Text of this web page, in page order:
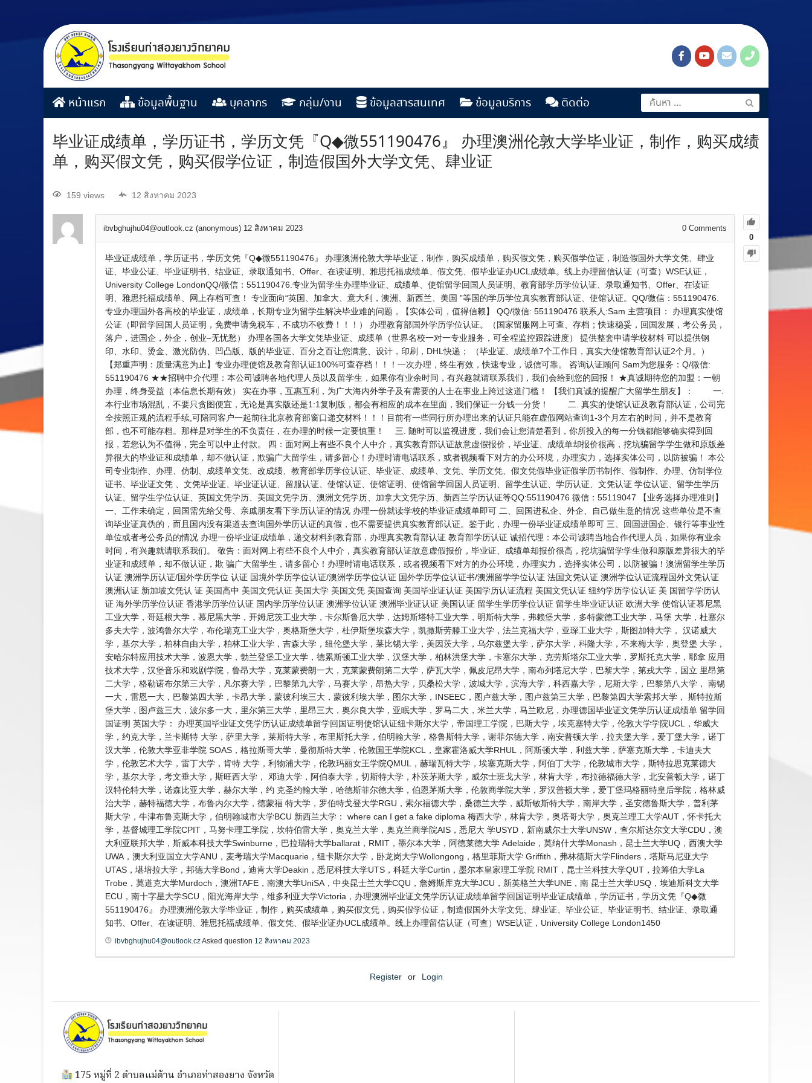
หน้าแรก ข้อมูลพื้นฐาน บุคลากร กลุ่ม/งาน ข้อมูลสารสนเทศ ข้อมูลบริการ ติดต่อ
毕业证成绩单，学历证书，学历文凭『Q◆微551190476』 办理澳洲伦敦大学毕业证，制作，购买成绩
单，购买假文凭，购买假学位证，制造假国外大学文凭、肆业证
159 views 12 สิงหาคม 2023
0
ibvbghujhu04@outlook.cz (anonymous) 12 สิงหาคม 2023 0 Comments
毕业证成绩单，学历证书，学历文凭『Q◆微551190476』 办理澳洲伦敦大学毕业证，制作，购买成绩单，购买假文凭，购买假学位证，制造假国外大学文凭、肆业
证、毕业公证、毕业证明书、结业证、录取通知书、Offer、在读证明、雅思托福成绩单、假文凭、假毕业证办UCL成绩单。线上办理留信认证（可查）WSE认证，
University College LondonQQ/微信：551190476.专业为留学生办理毕业证、成绩单、使馆留学回国人员证明、教育部学历学位认证、录取通知书、Offer、在读证
明、雅思托福成绩单、网上存档可查！ 专业面向“英国、加拿大、意大利，澳洲、新西兰、美国 ”等国的学历学位真实教育部认证、使馆认证。QQ/微信：551190476.
专业办理国外各高校的毕业证，成绩单，长期专业为留学生解决毕业难的问题，【实体公司，值得信赖】 QQ/微信: 551190476 联系人:Sam 主营项目： 办理真实使馆
公证（即留学回国人员证明，免费申请免税车，不成功不收费！！！） 办理教育部国外学历学位认证。（国家留服网上可查、存档；快速稳妥，回国发展，考公务员，
落户，进国企，外企，创业–无忧愁） 办理各国各大学文凭毕业证、成绩单（世界名校一对一专业服务，可全程监控跟踪进度） 提供整套申请学校材料 可以提供钢
印、水印、烫金、激光防伪、凹凸版、版的毕业证、百分之百让您满意、设计，印刷，DHL快递； （毕业证、成绩单7个工作日，真实大使馆教育部认证2个月。）
【郑重声明：质量满意为止】专业办理使馆及教育部认证100%可查存档！！！一次办理，终生有效，快速专业，诚信可靠。 咨询认证顾问 Sam为您服务：Q/微信:
551190476 ★★招聘中介代理：本公司诚聘各地代理人员以及留学生，如果你有业余时间，有兴趣就请联系我们，我们会给到您的回报！ ★真诚期待您的加盟：一朝
办理，终身受益（本信息长期有效） 实在办事，互惠互利，为广大海内外学子及有需要的人士在事业上跨过这道门槛！ 【我们真诚的提醒广大留学生朋友】： 一.
本行业市场混乱，不要只贪图便宜，无论是真实版还是1:1复制版，都会有相应的成本在里面，我们保证一分钱一分货！ 二. 真实的使馆认证及教育部认证，公司完
全按照正规的流程手续,可陪同客户一起前往北京教育部窗口递交材料！！！目前有一些同行所办理出来的认证只能在虚假网站查询1-3个月左右的时间，并不是教育
部，也不可能存档。那样是对学生的不负责任，在办理的时候一定要慎重！ 三. 随时可以监视进度，我们会让您清楚看到，你所投入的每一分钱都能够确实得到回
报，若您认为不值得，完全可以中止付款。 四：面对网上有些不良个人中介，真实教育部认证故意虚假报价，毕业证、成绩单却报价很高，挖坑骗留学学生做和原版差
异很大的毕业证和成绩单，却不做认证，欺骗广大留学生，请多留心！办理时请电话联系，或者视频看下对方的办公环境，办理实力，选择实体公司，以防被骗！ 本公
司专业制作、办理、仿制、成绩单文凭、改成绩、教育部学历学位认证、毕业证、成绩单、文凭、学历文凭、假文凭假毕业证假学历书制作、假制作、办理、仿制学位
证书、毕业证文凭 、文凭毕业证、毕业证认证、留服认证、使馆认证、使馆证明、使馆留学回国人员证明、留学生认证、学历认证、文凭认证 学位认证、留学生学历
认证、留学生学位认证、英国文凭学历、美国文凭学历、澳洲文凭学历、加拿大文凭学历、新西兰学历认证等QQ:551190476 微信：55119047 【业务选择办理准则】
一、工作未确定，回国需先给父母、亲戚朋友看下学历认证的情况 办理一份就读学校的毕业证成绩单即可 二、回国进私企、外企、自己做生意的情况 这些单位是不查
询毕业证真伪的，而且国内没有渠道去查询国外学历认证的真假，也不需要提供真实教育部认证。鉴于此，办理一份毕业证成绩单即可 三、回国进国企、银行等事业性
单位或者考公务员的情况 办理一份毕业证成绩单，递交材料到教育部，办理真实教育部认证 教育部学历认证 诚招代理：本公司诚聘当地合作代理人员，如果你有业余
时间，有兴趣就请联系我们。 敬告：面对网上有些不良个人中介，真实教育部认证故意虚假报价，毕业证、成绩单却报价很高，挖坑骗留学学生做和原版差异很大的毕
业证和成绩单，却不做认证，欺 骗广大留学生，请多留心！办理时请电话联系，或者视频看下对方的办公环境，办理实力，选择实体公司，以防被骗！澳洲留学生学历
认证 澳洲学历认证/国外学历学位 认证 国境外学历学位认证/澳洲学历学位认证 国外学历学位认证书/澳洲留学学位认证 法国文凭认证 澳洲学位认证流程国外文凭认证
澳洲认证 新加坡文凭认 证 美国高中 美国文凭认证 美国大学 美国文凭 美国查询 美国毕业证认证 美国学历认证流程 美国文凭认证 纽约学历学位认证 美 国留学学历认
证 海外学历学位认证 香港学历学位认证 国内学历学位认证 澳洲学位认证 澳洲毕业证认证 美国认证 留学生学历学位认证 留学生毕业证认证 欧洲大学 使馆认证慕尼黑
工业大学，哥廷根大学，慕尼黑大学，开姆尼茨工业大学，卡尔斯鲁厄大学，达姆斯塔特工业大学，明斯特大学，弗赖堡大学，多特蒙德工业大学，马堡 大学，杜塞尔
多夫大学，波鸿鲁尔大学，布伦瑞克工业大学，奥格斯堡大学，杜伊斯堡埃森大学，凯撒斯劳滕工业大学，法兰克福大学，亚琛工业大学，斯图加特大学， 汉诺威大
学，基尔大学，柏林自由大学，柏林工业大学，吉森大学，纽伦堡大学，莱比锡大学，美因茨大学，乌尔兹堡大学，萨尔大学，科隆大学，不来梅大学，奥登堡 大学，
安哈尔特应用技术大学，波恩大学，勃兰登堡工业大学，德累斯顿工业大学，汉堡大学，柏林洪堡大学，卡塞尔大学，克劳斯塔尔工业大学，罗斯托克大学，耶拿 应用
技术大学，汉堡音乐和戏剧学院，鲁昂大学，克莱蒙费朗一大，克莱蒙费朗第二大学，萨瓦大学，佩皮尼昂大学，南布列塔尼大学，巴黎大学，第戎大学，国立 里昂第
二大学，格勒诺布尔第三大学，凡尔赛大学，巴黎第九大学，马赛大学，昂热大学，贝桑松大学，波城大学，滨海大学，科西嘉大学，尼斯大学，巴黎第八大学， 南锡
一大，雷恩一大，巴黎第四大学，卡昂大学，蒙彼利埃三大，蒙彼利埃大学，图尔大学，INSEEC，图卢兹大学，图卢兹第三大学，巴黎第四大学索邦大学， 斯特拉斯
堡大学，图卢兹三大，波尔多一大，里尔第三大学，里昂三大，奥尔良大学，亚眠大学，罗马二大，米兰大学，马兰欧尼，办理德国毕业证文凭学历认证成绩单 留学回
国证明 英国大学： 办理英国毕业证文凭学历认证成绩单留学回国证明使馆认证纽卡斯尔大学，帝国理工学院，巴斯大学，埃克塞特大学，伦敦大学学院UCL，华威大
学，约克大学，兰卡斯特 大学，萨里大学，莱斯特大学，布里斯托大学，伯明翰大学，格鲁斯特大学，谢菲尔德大学，南安普顿大学，拉夫堡大学，爱丁堡大学，诺丁
汉大学，伦敦大学亚非学院 SOAS，格拉斯哥大学，曼彻斯特大学，伦敦国王学院KCL，皇家霍洛威大学RHUL，阿斯顿大学，利兹大学，萨塞克斯大学，卡迪夫大
学，伦敦艺术大学，雷丁大学，肯特 大学，利物浦大学，伦敦玛丽女王学院QMUL，赫瑞瓦特大学，埃塞克斯大学，阿伯丁大学，伦敦城市大学，斯特拉思克莱德大
学，基尔大学，考文垂大学，斯旺西大学， 邓迪大学，阿伯泰大学，切斯特大学，朴茨茅斯大学，威尔士班戈大学，林肯大学，布拉德福德大学，北安普顿大学，诺丁
汉特伦特大学，诺森比亚大学，赫尔大学，约 克圣约翰大学，哈德斯菲尔德大学，伯恩茅斯大学，伦敦商学院大学，罗汉普顿大学，爱丁堡玛格丽特皇后学院，格林威
治大学，赫特福德大学，布鲁内尔大学，德蒙福 特大学，罗伯特戈登大学RGU，索尔福德大学，桑德兰大学，威斯敏斯特大学，南岸大学，圣安德鲁斯大学，普利茅
斯大学，牛津布鲁克斯大学，伯明翰城市大学BCU 新西兰大学： where can I get a fake diploma 梅西大学，林肯大学，奥塔哥大学，奥克兰理工大学AUT，怀卡托大
学，基督城理工学院CPIT，马努卡理工学院，坎特伯雷大学，奥克兰大学，奥克兰商学院AIS，悉尼大 学USYD，新南威尔士大学UNSW，查尔斯达尔文大学CDU，澳
大利亚联邦大学，斯威本科技大学Swinburne，巴拉瑞特大学ballarat，RMIT，墨尔本大学，阿德莱德大学 Adelaide，莫纳什大学Monash，昆士兰大学UQ，西澳大学
UWA，澳大利亚国立大学ANU，麦考瑞大学Macquarie，纽卡斯尔大学，卧龙岗大学Wollongong，格里菲斯大学 Griffith，弗林德斯大学Flinders，塔斯马尼亚大学
UTAS，堪培拉大学，邦德大学Bond，迪肯大学Deakin，悉尼科技大学UTS，科廷大学Curtin，墨尔本皇家理工学院 RMIT，昆士兰科技大学QUT，拉筹伯大学La
Trobe，莫道克大学Murdoch，澳洲TAFE，南澳大学UniSA，中央昆士兰大学CQU，詹姆斯库克大学JCU，新英格兰大学UNE，南 昆士兰大学USQ，埃迪斯科文大学
ECU，南十字星大学SCU，阳光海岸大学，维多利亚大学Victoria，办理澳洲毕业证文凭学历认证成绩单留学回国证明毕业证成绩单，学历证书，学历文凭『Q◆微
551190476』 办理澳洲伦敦大学毕业证，制作，购买成绩单，购买假文凭，购买假学位证，制造假国外大学文凭、肆业证、毕业公证、毕业证明书、结业证、录取通
知书、Offer、在读证明、雅思托福成绩单、假文凭、假毕业证办UCL成绩单。线上办理留信认证（可查）WSE认证，University College London1450
ibvbghujhu04@outlook.czAsked question 12 สิงหาคม 2023
Register or Login
175 หมู่ที่ 2 ตำบลแม่ต้าน อำเภอท่าสองยาง จังหวัด